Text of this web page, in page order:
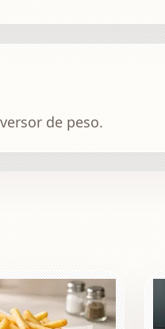
de peso.